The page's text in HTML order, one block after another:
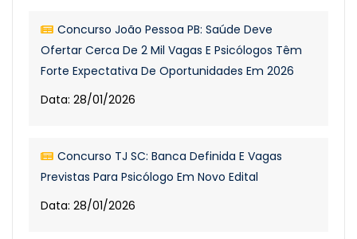
Concurso João Pessoa PB: Saúde Deve
Ofertar Cerca De 2 Mil Vagas E Psicólogos Têm
Forte Expectativa De Oportunidades Em 2026
Data: 28/01/2026
Concurso TJ SC: Banca Definida E Vagas
Previstas Para Psicólogo Em Novo Edital
Data: 28/01/2026